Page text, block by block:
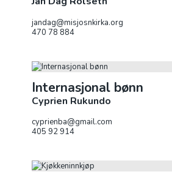
jandag@misjosnkirka.org‭
470 78 884‬
Internasjonal bønn
Cyprien Rukundo
cyprienba@gmail.com
405 92 914